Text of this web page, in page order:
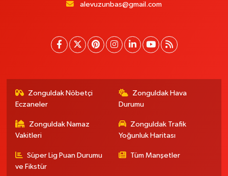
alevuzunbas@gmail.com
Zonguldak Nöbetçi
Eczaneler
Zonguldak Hava
Durumu
Zonguldak Namaz
Vakitleri
Zonguldak Trafik
Yoğunluk Haritası
Süper Lig Puan Durumu
ve Fikstür
Tüm Manşetler